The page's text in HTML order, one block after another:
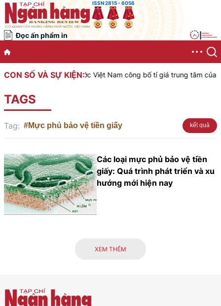
ISSN 2815 - 6056
Đọc ấn phẩm in
CON SỐ VÀ SỰ KIỆN:
Ngân hàng Nhà nước Việt Nam công bố tỉ giá trung tâm của
TAGS
Tag: #Mực phủ bảo vệ tiền giấy kết quả
Các loại mực phủ bảo vệ tiền
giấy: Quá trình phát triển và xu
hướng mới hiện nay
XEM THÊM